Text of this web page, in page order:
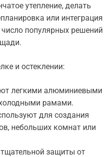
утепление, делать
или интеграция
популярных решений
и остеклении:
легкими алюминиевыми
рамами.
для создания
небольших комнат или
защиты от